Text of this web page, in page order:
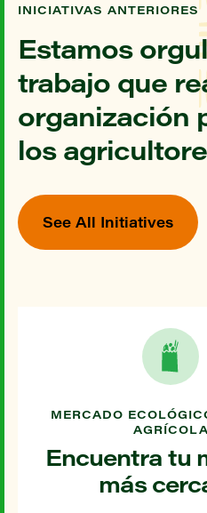
INICIATIVAS ANTERIORES
Estamos
trabajo que
organización
los
See All Initiatives
MERCADO
AGRÍCOLA
Encuentra tu
más